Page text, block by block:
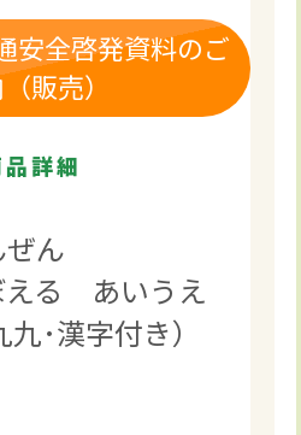
安全啓発資料のご
販売）
品詳細
ん
る あいうえ
･漢字付き）